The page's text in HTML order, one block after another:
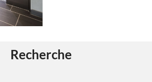
Recherche